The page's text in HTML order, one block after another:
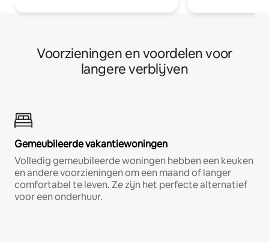
Voorzieningen en voordelen voor
langere verblijven
Gemeubileerde vakantiewoningen
Volledig gemeubileerde woningen hebben een keuken
en andere voorzieningen om een maand of langer
comfortabel te leven. Ze zijn het perfecte alternatief
voor een onderhuur.